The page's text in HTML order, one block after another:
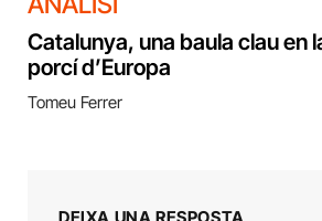
Catalunya, una baula clau en
porcí d’Europa
Tomeu Ferrer